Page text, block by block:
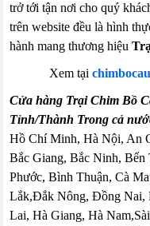
trở tới tận nơi cho quý
trên website đều là hình
hành mang thương hiệu
Xem tại
Cửa hàng Trại Chim Bồ
Tỉnh/Thành Trong cả
Hồ Chí Minh, Hà Nội, An
Bắc Giang, Bắc Ninh,
Phước, Bình Thuận, Cà
Lắk,Đắk Nông, Đồng Nai,
Lai, Hà Giang, Hà